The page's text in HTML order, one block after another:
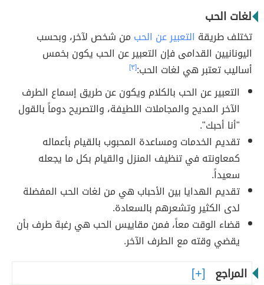
لغات الحب
تختلف طريقة التعبير عن الحب من شخص لآخر، وبحسب
اليونانيين القدامى فإن التعبير عن الحب يكون بخمس
أساليب تعتبر هي لغات الحب:[٣]
التعبير عن الحب بالكلام ويكون عن طريق إسماع الطرف
الآخر المديح والمجاملات اللطيفة، والتصريح دوماً بالقول
"أنا أحبك".
تقديم الخدمات ومساعدة المحبوب بالقيام بأعماله
كمعاونته في تنظيف المنزل والقيام بكل ما يجعله
سعيداً.
تقديم الهدايا بين الأحباب هي من لغات الحب المفضلة
لدى الكثير وتشعرهم بالسعادة.
قضاء الوقت معاً، فمن مقاييس الحب هي رغبة طرف بأن
يقضي وقته مع الطرف الآخر.
المراجع